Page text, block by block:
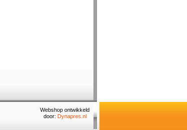
Webshop ontwikkeld
door: Dynapres.nl